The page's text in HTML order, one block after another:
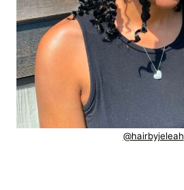
@hairbyjeleah